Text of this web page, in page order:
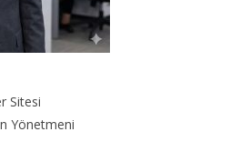
Sitesi
Yönetmeni